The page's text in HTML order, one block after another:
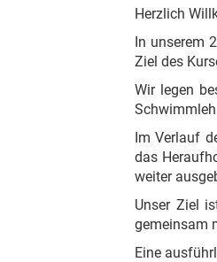
Herzlich
In unserem
Ziel des
Wir legen
Im Verlauf
das
weiter
Unser Ziel
gemeinsam
Eine